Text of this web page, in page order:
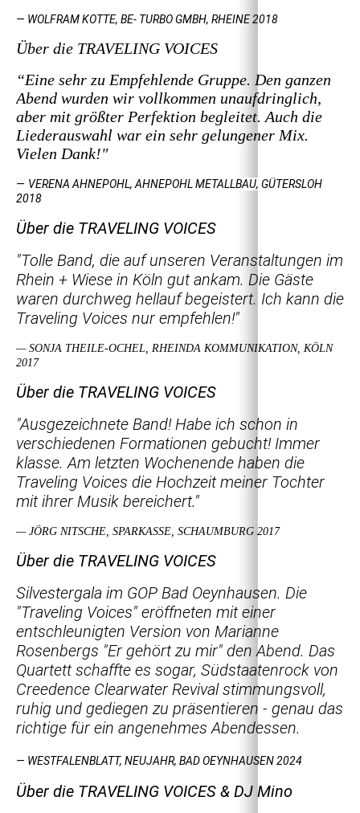
— WOLFRAM KOTTE, BE- TURBO GMBH, RHEINE 2018
Über die TRAVELING VOICES
“Eine sehr zu Empfehlende Gruppe. Den ganzen
Abend wurden wir vollkommen unaufdringlich,
aber mit größter Perfektion begleitet. Auch die
Liederauswahl war ein sehr gelungener Mix.
Vielen Dank!"
— VERENA AHNEPOHL, AHNEPOHL METALLBAU, GÜTERSLOH
2018
Über die TRAVELING VOICES
"Tolle Band, die auf unseren Veranstaltungen im
Rhein + Wiese in Köln gut ankam. Die Gäste
waren durchweg hellauf begeistert. Ich kann die
Traveling Voices nur empfehlen!"
— SONJA THEILE-OCHEL, RHEINDA KOMMUNIKATION, KÖLN
2017
Über die TRAVELING VOICES
"Ausgezeichnete Band! Habe ich schon in
verschiedenen Formationen gebucht! Immer
klasse. Am letzten Wochenende haben die
Traveling Voices die Hochzeit meiner Tochter
mit ihrer Musik bereichert."
— JÖRG NITSCHE, SPARKASSE, SCHAUMBURG 2017
Über die TRAVELING VOICES
Silvestergala im GOP Bad Oeynhausen. Die
"Traveling Voices" eröffneten mit einer
entschleunigten Version von Marianne
Rosenbergs "Er gehört zu mir" den Abend. Das
Quartett schaffte es sogar, Südstaatenrock von
Creedence Clearwater Revival stimmungsvoll,
ruhig und gediegen zu präsentieren - genau das
richtige für ein angenehmes Abendessen.
— WESTFALENBLATT, NEUJAHR, BAD OEYNHAUSEN 2024
Über die TRAVELING VOICES & DJ Mino